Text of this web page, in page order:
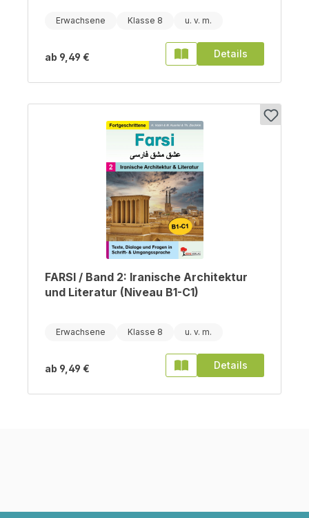
Erwachsene Klasse 8
ab 9,49 € Details
FARSI / Band 2: Iranische Architektur
und Literatur (Niveau B1-C1)
Erwachsene Klasse 8
ab 9,49 € Details